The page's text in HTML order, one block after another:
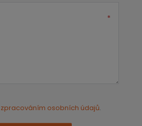
*
zpracováním osobních údajů.